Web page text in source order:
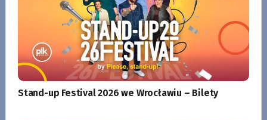
Stand-up Festival 2026 we Wrocławiu – Bilety